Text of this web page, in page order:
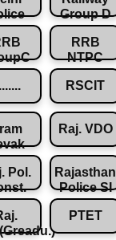
Group D
RRB
NTPC
RSCIT
Raj. VDO
Pol.
Rajasthan
Police SI
PTET